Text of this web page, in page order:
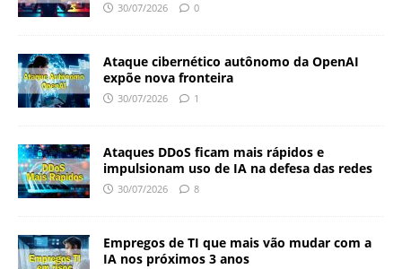
30/07/2026 0
Ataque cibernético autônomo da OpenAI
expõe nova fronteira
30/07/2026 1
Ataques DDoS ficam mais rápidos e
impulsionam uso de IA na defesa das redes
30/07/2026 8
Empregos de TI que mais vão mudar com a
IA nos próximos 3 anos